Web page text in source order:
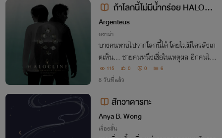
ถ้าโลกนี้ไม่มีน้ำกร่อย HALOCLI
NE : THE BRACKISH LAYER
Argenteus
ดราม่า
บางคนหายไปจากโลกนี้ได้ โดยไม่มีใครสังเก
ตเห็น... ชายคนหนึ่งเชื่อในเหตุผล อีกคนไร้ค
วามทรงจำ ต้องเผชิญความจริงที่ทำให้การมี
อยู่ของผู้คนค่อย ๆ เลือนหาย นิยายไซไฟ–ลึ
115 0 0 6
8 วันที่แล้ว
สักวาดารกะ
Anya B. Wong
เรื่องสั้น